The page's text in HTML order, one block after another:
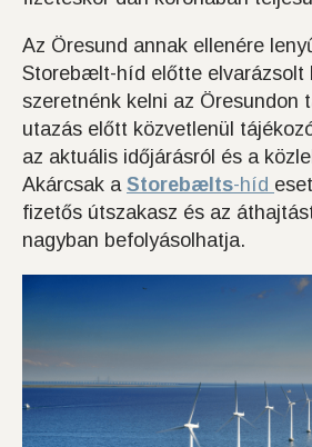
Az Öresund annak ellenére
Storebælt-híd előtte elvarázsolt
szeretnénk kelni az Öresundon
utazás előtt közvetlenül
az aktuális időjárásról és a
Akárcsak a Storebælts-híd
fizetős útszakasz és az
nagyban befolyásolhatja.